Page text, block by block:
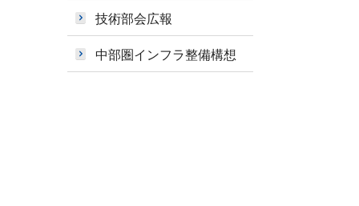
技術部会広報
中部圏インフラ整備構想